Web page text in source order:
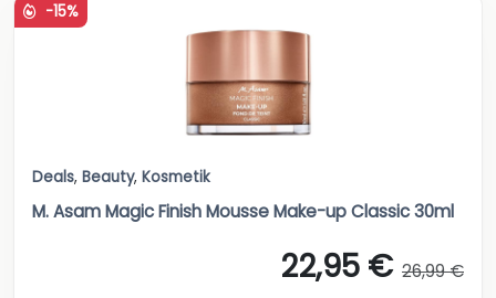
-15%
Deals, Beauty, Kosmetik
M. Asam Magic Finish Mousse Make-up Classic 30ml
22,95 € 26,99 €